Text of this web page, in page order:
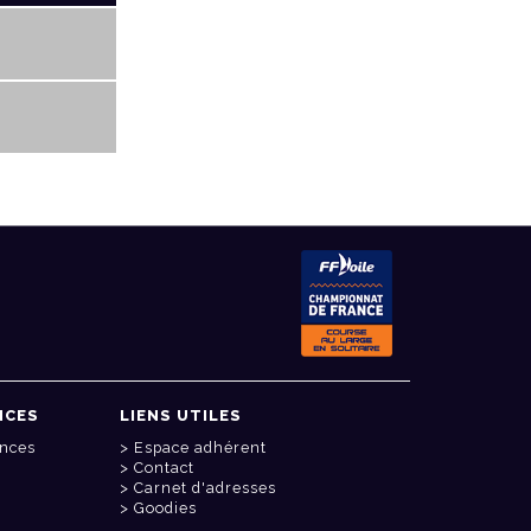
LIENS UTILES
Espace adhérent
Contact
Carnet d'adresses
Goodies